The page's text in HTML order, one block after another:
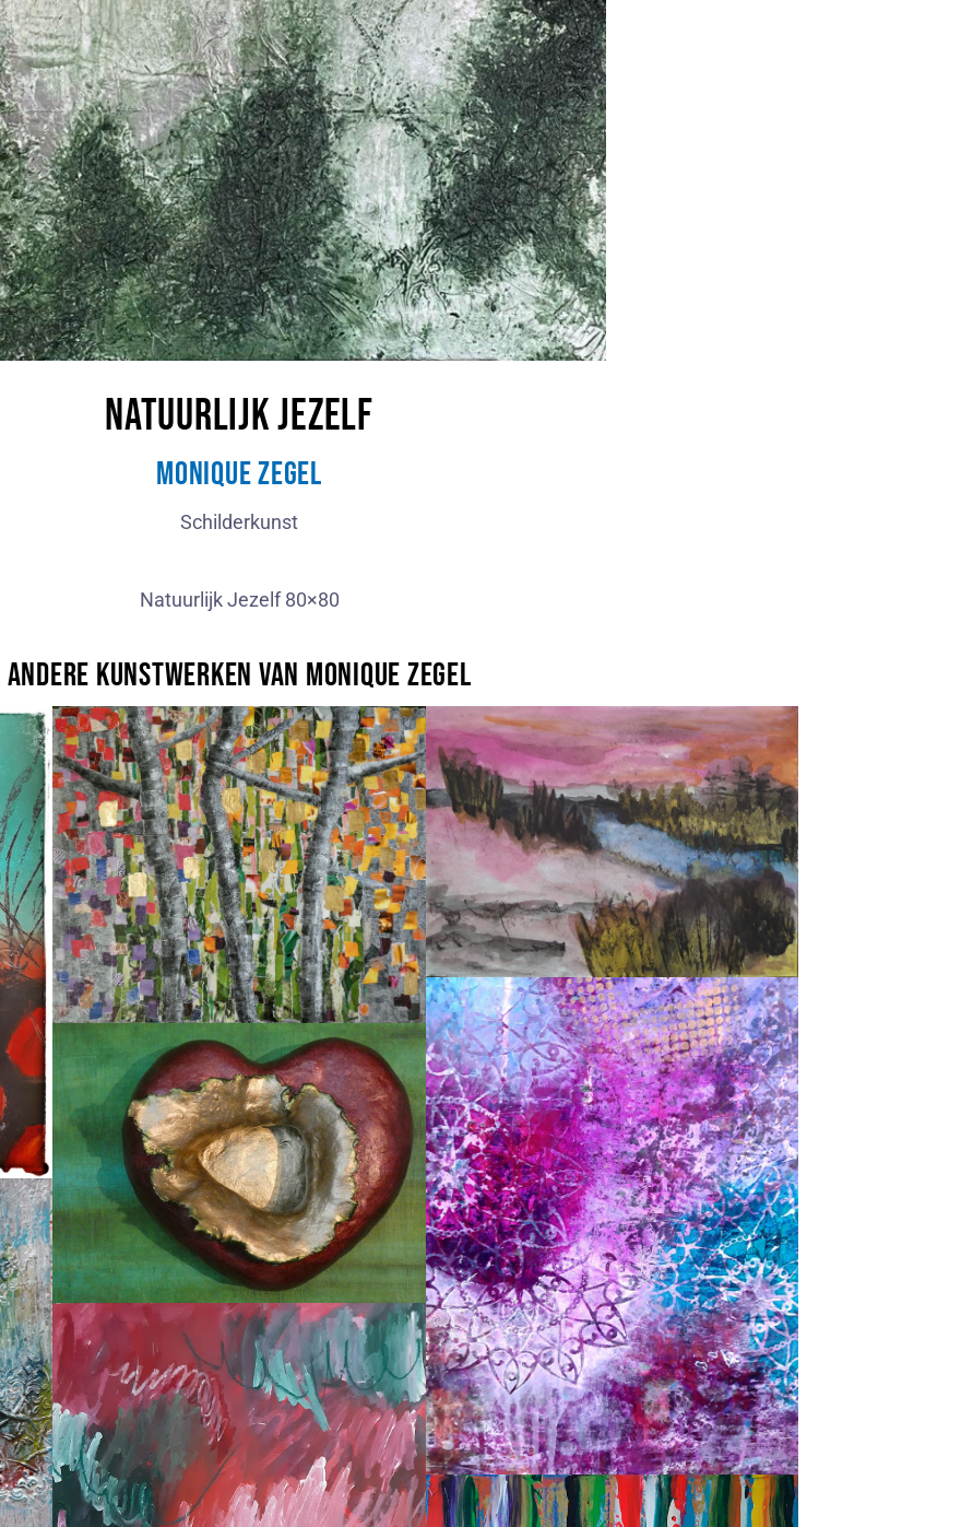
Natuurlijk Jezelf
MoniQue Zegel
Schilderkunst
Natuurlijk Jezelf 80×80
Andere kunstwerken van MoniQue Zegel